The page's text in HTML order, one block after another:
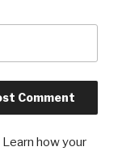
Learn how your